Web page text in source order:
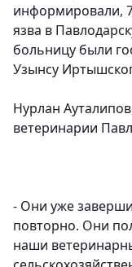
информировали,
язва в
больницу были
Узынсу
Нурлан
ветеринарии
- Они уже
повторно. Они
наши